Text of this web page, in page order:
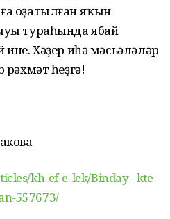
оҙатылған яҡын
тураһында ябай
Хәҙер иһә мәсьәләләр
һеҙгә!
kh-ef-e-lek/Binday--kte-
557673/